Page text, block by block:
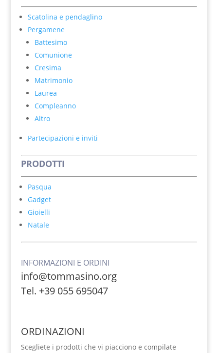
Scatolina e pendaglino
Pergamene
Battesimo
Comunione
Cresima
Matrimonio
Laurea
Compleanno
Altro
Partecipazioni e inviti
PRODOTTI
Pasqua
Gadget
Gioielli
Natale
INFORMAZIONI E ORDINI
info@tommasino.org
Tel. +39 055 695047
ORDINAZIONI
Scegliete i prodotti che vi piacciono e compilate